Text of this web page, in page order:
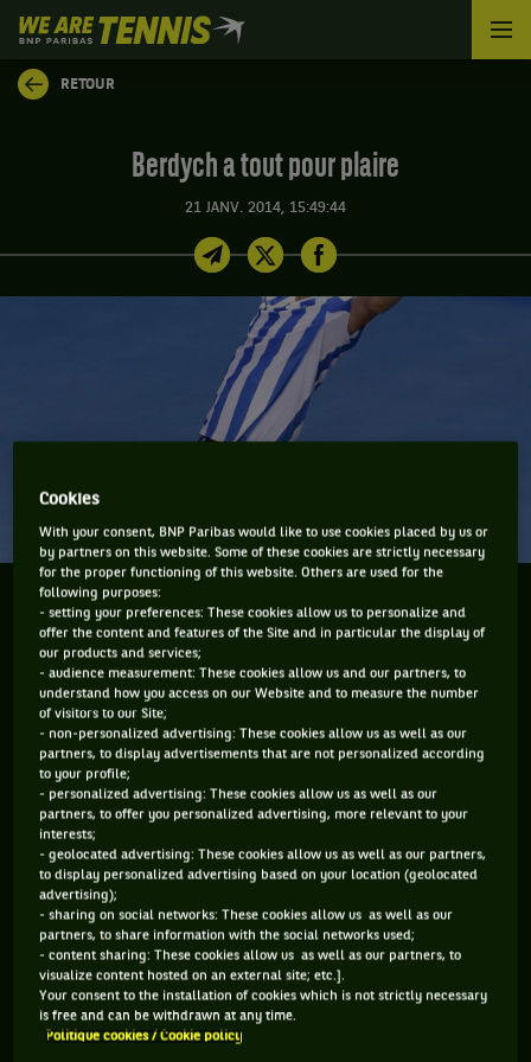
We
are
Tennis
by
RETOUR
Berdych a tout pour plaire
21 JANV. 2014, 15:49:44
Tomas Berdych n'a toujours pas gagné un Grand
Chelem, pourtant il a tout pour plaire.
Si'l existait un hit parade des meilleurs joueurs n'ayant
jamais remporté un Grand Chelem, Tomas Berdych serait
tout proche du haut de la liste.
Le cogneur Tchèque, solidement installé dans le top 10
depuis 2010 et venant d'un pays où les vainqueurs de Grand
Chelems ne manquent pas avec Korda, Kodes et bien sur
Lendl, était attendu, surtout depuis qu'il avait à 18 ans battu
Roger Federer aux J.O. d'Athènes.
Mais ça c'était avant. Depuis, Berdych n'a pas confirmé en
remportant ce maudit Grand Chelem qui lui échappe.
Etonnant pour un joueur qui, lorsqu'il est en forme, ce qui est
Cookies
With your consent, BNP Paribas would like to use cookies placed by us or
by partners on this website. Some of these cookies are strictly necessary
for the proper functioning of this website. Others are used for the
following purposes:
- setting your preferences: These cookies allow us to personalize and
offer the content and features of the Site and in particular the display of
our products and services;
- audience measurement: These cookies allow us and our partners, to
understand how you access on our Website and to measure the number
of visitors to our Site;
- non-personalized advertising: These cookies allow us as well as our
partners, to display advertisements that are not personalized according
to your profile;
- personalized advertising: These cookies allow us as well as our
partners, to offer you personalized advertising, more relevant to your
interests;
- geolocated advertising: These cookies allow us as well as our partners,
to display personalized advertising based on your location (geolocated
advertising);
- sharing on social networks: These cookies allow us as well as our
partners, to share information with the social networks used;
- content sharing: These cookies allow us as well as our partners, to
visualize content hosted on an external site; etc.].
Your consent to the installation of cookies which is not strictly necessary
is free and can be withdrawn at any time.
Politique cookies / Cookie policy